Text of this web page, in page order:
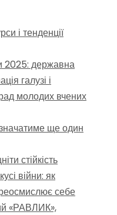
і тенденції
2025: державна
галузі і
молодих вчених
ще один
стійкість
війни: як
себе
«РАВЛИК»,